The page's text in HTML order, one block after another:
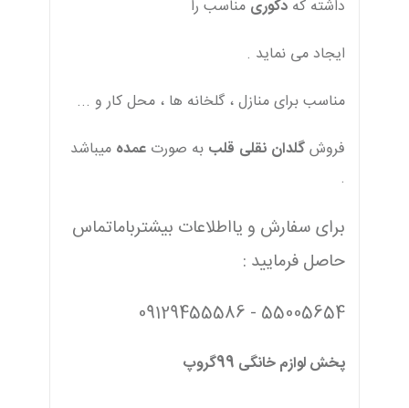
داشته که دکوری مناسب را
ایجاد می نماید .
مناسب برای منازل ، گلخانه ها ، محل کار و ...
فروشگلدان نقلی قلب به صورت عمده میباشد
.
برای سفارش و یااطلاعات بیشترباماتماس
حاصل فرمایید :
55005654 - 09129455586
پخش لوازم خانگی 99گروپ